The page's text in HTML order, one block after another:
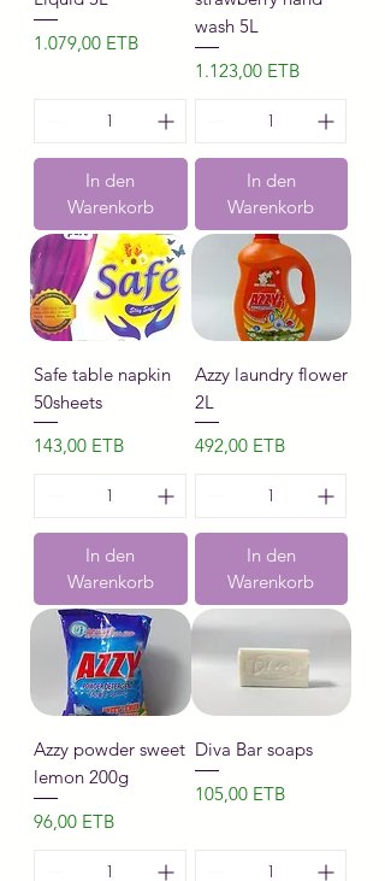
Preis
1.079,00 ETB
In den
Warenkorb
wash 5L
Preis
1.123,00 ETB
In den
Warenkorb
Safe table napkin
50sheets
Preis
143,00 ETB
In den
Warenkorb
Azzy laundry flower
2L
Preis
492,00 ETB
In den
Warenkorb
Azzy powder sweet
lemon 200g
Preis
96,00 ETB
Diva Bar soaps
Preis
105,00 ETB